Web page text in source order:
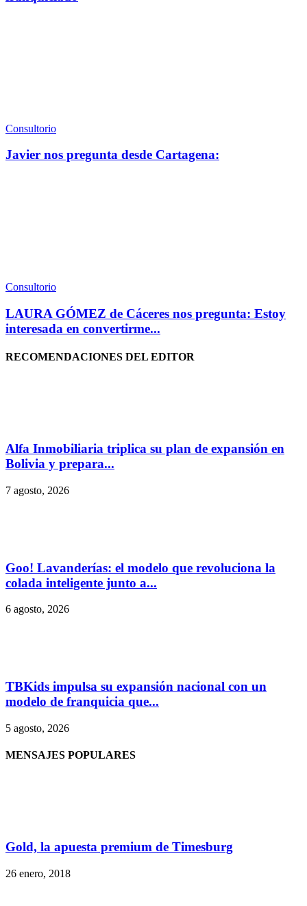
Consultorio
Javier nos pregunta desde Cartagena:
Consultorio
LAURA GÓMEZ de Cáceres nos pregunta: Estoy
interesada en convertirme...
RECOMENDACIONES DEL EDITOR
Alfa Inmobiliaria triplica su plan de expansión en
Bolivia y prepara...
7 agosto, 2026
Goo! Lavanderías: el modelo que revoluciona la
colada inteligente junto a...
6 agosto, 2026
TBKids impulsa su expansión nacional con un
modelo de franquicia que...
5 agosto, 2026
MENSAJES POPULARES
Gold, la apuesta premium de Timesburg
26 enero, 2018